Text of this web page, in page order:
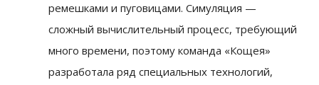
ремешками и пуговицами. Симуляция —
сложный вычислительный процесс, требующий
много времени, поэтому команда «Кощея»
разработала ряд специальных технологий,